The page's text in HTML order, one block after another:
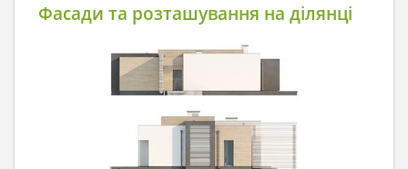
Фасади та розташування на ділянці